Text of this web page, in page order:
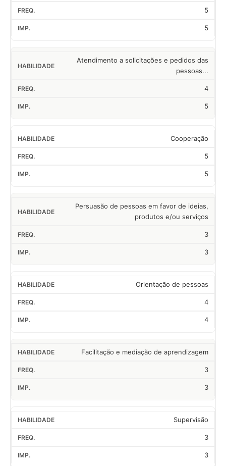
5
5
Atendimento a solicitações e pedidos das
pessoas...
4
5
Cooperação
5
5
Persuasão de pessoas em favor de ideias,
produtos e/ou serviços
3
3
Orientação de pessoas
4
4
Facilitação e mediação de aprendizagem
3
3
Supervisão
3
3